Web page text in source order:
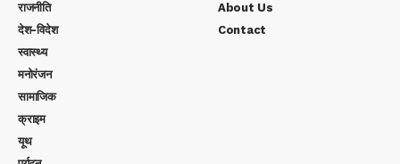
राजनीति
देश-विदेश
स्वास्थ्य
मनोरंजन
सामाजिक
क्राइम
यूथ
About Us
Contact